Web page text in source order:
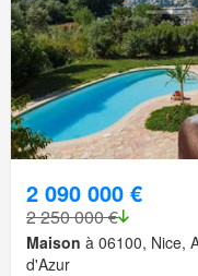
2 090 000 €
2 250 000 €
Maison à 06100, Nice,
d'Azur